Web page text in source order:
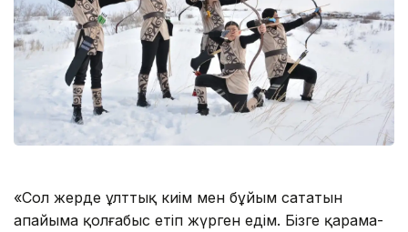
«Сол жерде ұлттық киім мен бұйым сататын
апайыма қолғабыс етіп жүрген едім. Бізге қарама-